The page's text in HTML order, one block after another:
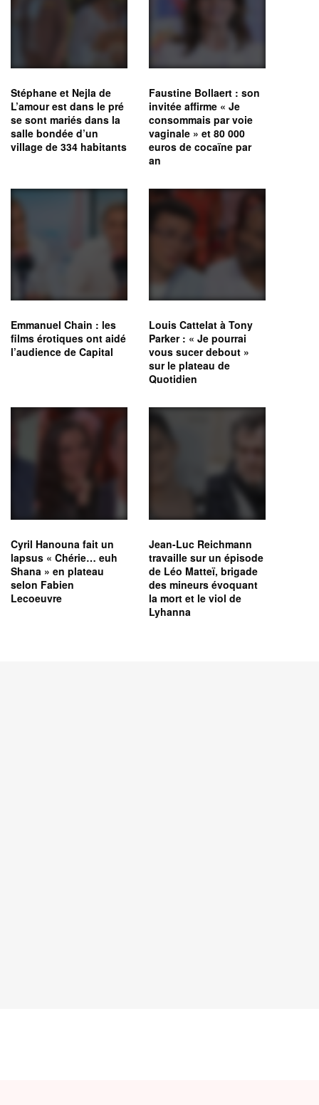
Stéphane et Nejla de
L’amour est dans le pré
se sont mariés dans la
salle bondée d’un
village de 334 habitants
Faustine Bollaert : son
invitée affirme « Je
consommais par voie
vaginale » et 80 000
euros de cocaïne par
an
Emmanuel Chain : les
films érotiques ont aidé
l’audience de Capital
Louis Cattelat à Tony
Parker : « Je pourrai
vous sucer debout »
sur le plateau de
Quotidien
Cyril Hanouna fait un
lapsus « Chérie… euh
Shana » en plateau
selon Fabien
Lecoeuvre
Jean-Luc Reichmann
travaille sur un épisode
de Léo Matteï, brigade
des mineurs évoquant
la mort et le viol de
Lyhanna